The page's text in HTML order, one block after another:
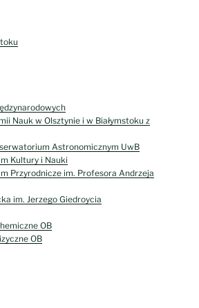
Nauk w Olsztynie i w Białymstoku z
Astronomicznym UwB
Kultury i Nauki
Przyrodnicze im. Profesora Andrzeja
im. Jerzego Giedroycia
OB
OB